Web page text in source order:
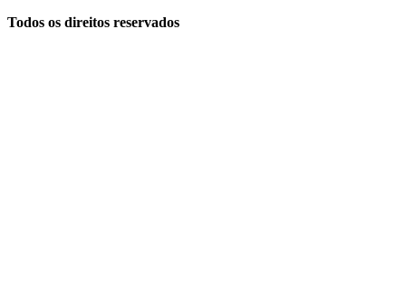
Todos os direitos reservados